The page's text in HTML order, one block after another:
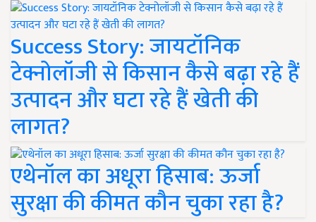
Success Story: जायटॉनिक
टेक्नोलॉजी से किसान कैसे बढ़ा रहे हैं
उत्पादन और घटा रहे हैं खेती की
लागत?
एथेनॉल का अधूरा हिसाब: ऊर्जा
सुरक्षा की कीमत कौन चुका रहा है?